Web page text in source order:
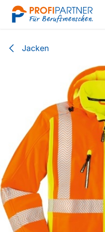
Zum Inhalt springen
Jacken